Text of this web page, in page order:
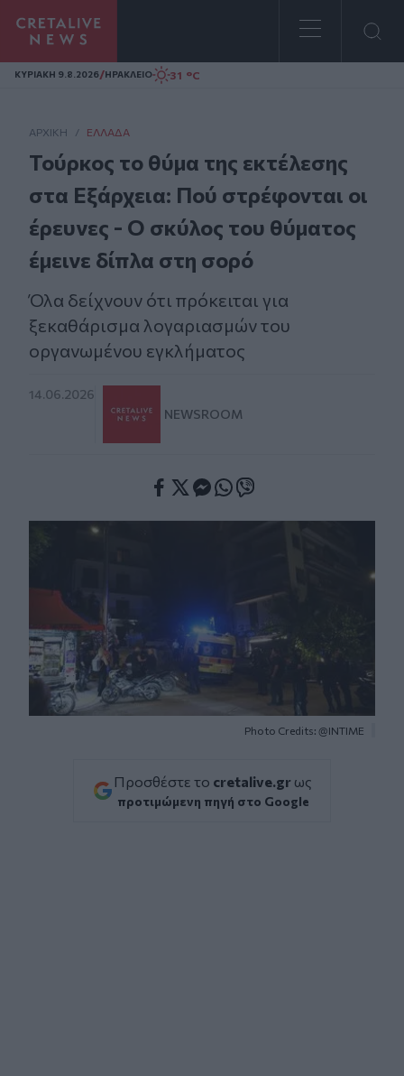
Homepage
ΚΥΡΙΑΚΗ 9.8.2026/ΗΡΑΚΛΕΙΟ 31 °C
ΑΡΧΙΚΗ / ΕΛΛΆΔΑ
Τούρκος το θύμα της εκτέλεσης
στα Εξάρχεια: Πού στρέφονται οι
έρευνες - O σκύλος του θύματος
έμεινε δίπλα στη σορό
Όλα δείχνουν ότι πρόκειται για
ξεκαθάρισμα λογαριασμών του
οργανωμένου εγκλήματος
14.06.2026
NEWSROOM
Photo Credits: @INTIME
Προσθέστε το cretalive.gr ως
προτιμώμενη πηγή στο Google